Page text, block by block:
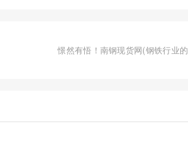
憬然有悟！南钢现货网(钢铁行业